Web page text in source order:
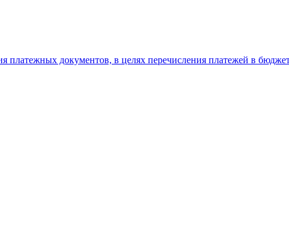
платежных документов, в целях перечисления платежей в